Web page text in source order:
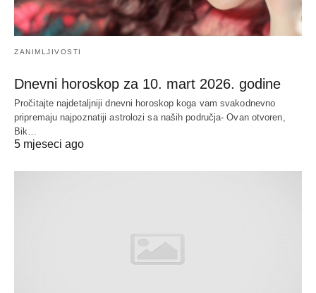
ZANIMLJIVOSTI
Dnevni horoskop za 10. mart 2026. godine
Pročitajte najdetaljniji dnevni horoskop koga vam svakodnevno
pripremaju najpoznatiji astrolozi sa naših područja- Ovan otvoren,
Bik…
5 mjeseci ago